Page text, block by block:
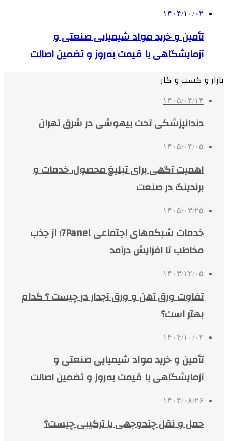
۱۴۰۴/۱۰/۰۲
تأمین و خرید مواد شیمیایی صنعتی و
آزمایشگاهی با قیمت به‌روز و تضمین اصالت
بازار و کسب و کار
۱۴۰۵/۰۴/۱۳
دندانپزشکی تحت بیهوشی در شرق تهران
۱۴۰۵/۰۴/۰۵
اهمیت آگهی برای تبلیغ محصول، خدمات و
برندینگ در صنعت
۱۴۰۵/۰۳/۲۵
خدمات شبکه‌های اجتماعی 7Panel؛ از جذب
مخاطب تا افزایش درآمد
۱۴۰۳/۱۲/۰۵
تفاوت ورق آهن و ورق آجدار در چیست ؟ کدام
بهتر است؟
۱۴۰۴/۱۰/۰۲
تأمین و خرید مواد شیمیایی صنعتی و
آزمایشگاهی با قیمت به‌روز و تضمین اصالت
۱۴۰۴/۰۸/۲۶
حمل و نقل چندوجهی یا ترکیبی چیست؟